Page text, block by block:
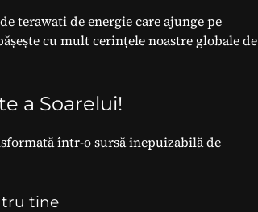
terawati de energie care ajunge pe
cu mult cerințele noastre globale de
a Soarelui!
într-o sursă inepuizabilă de
tine